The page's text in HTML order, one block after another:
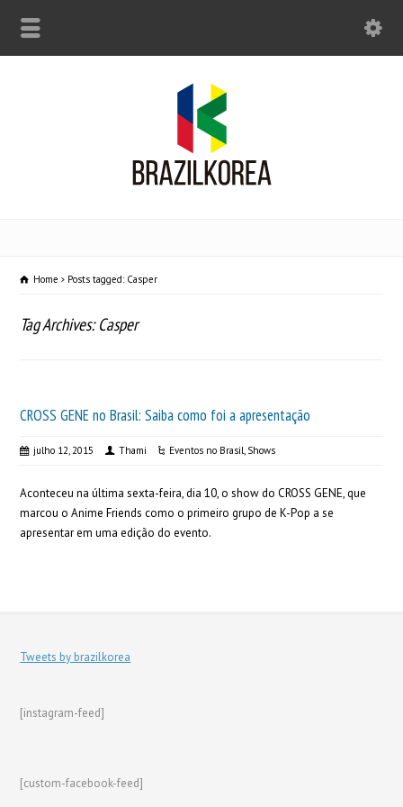
Home Posts tagged: Casper
Tag Archives: Casper
CROSS GENE no Brasil: Saiba como foi a apresentação
julho 12, 2015 Thami Eventos no Brasil, Shows
Aconteceu na última sexta-feira, dia 10, o show do CROSS GENE, que
marcou o Anime Friends como o primeiro grupo de K-Pop a se
apresentar em uma edição do evento.
Tweets by brazilkorea
[instagram-feed]
[custom-facebook-feed]